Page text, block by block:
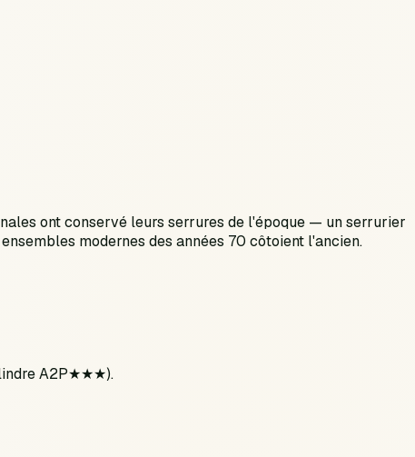
ont conservé leurs serrures de l'époque — un serrurier
modernes des années 70 côtoient l'ancien.
A2P★★★).